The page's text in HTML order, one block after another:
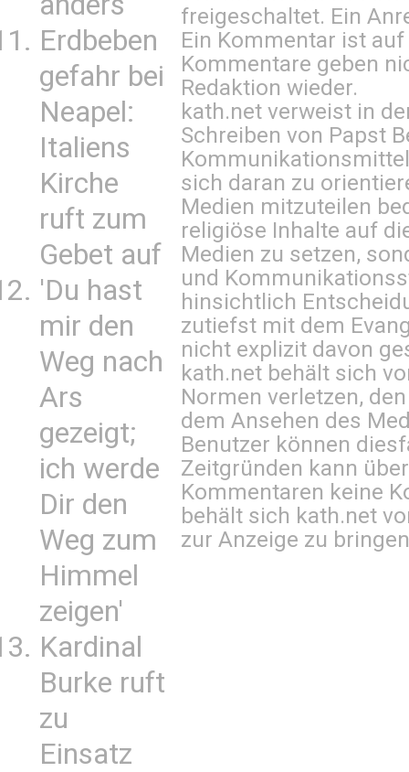
Erdbeben
gefahr bei
Neapel:
Italiens
Kirche
ruft zum
Gebet auf
'Du hast
mir den
Weg nach
Ars
gezeigt;
ich werde
Dir den
Weg zum
Himmel
zeigen'
Kardinal
Burke ruft
zu
Einsatz
freigeschaltet. Ein
Ein Kommentar ist
Kommentare geben
Redaktion wieder.
kath.net verweist in
Schreiben von Papst
sich daran zu
Medien mitzuteilen
religiöse Inhalte auf
Medien zu setzen,
und
hinsichtlich
zutiefst mit dem
nicht explizit davon
kath.net behält sich
Normen verletzen,
dem Ansehen des
Benutzer können
Zeitgründen kann
Kommentaren keine
behält sich kath.net
zur Anzeige zu